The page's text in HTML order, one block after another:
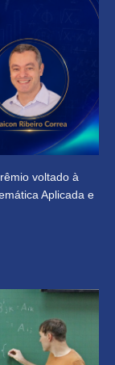
voltado à
Aplicada e